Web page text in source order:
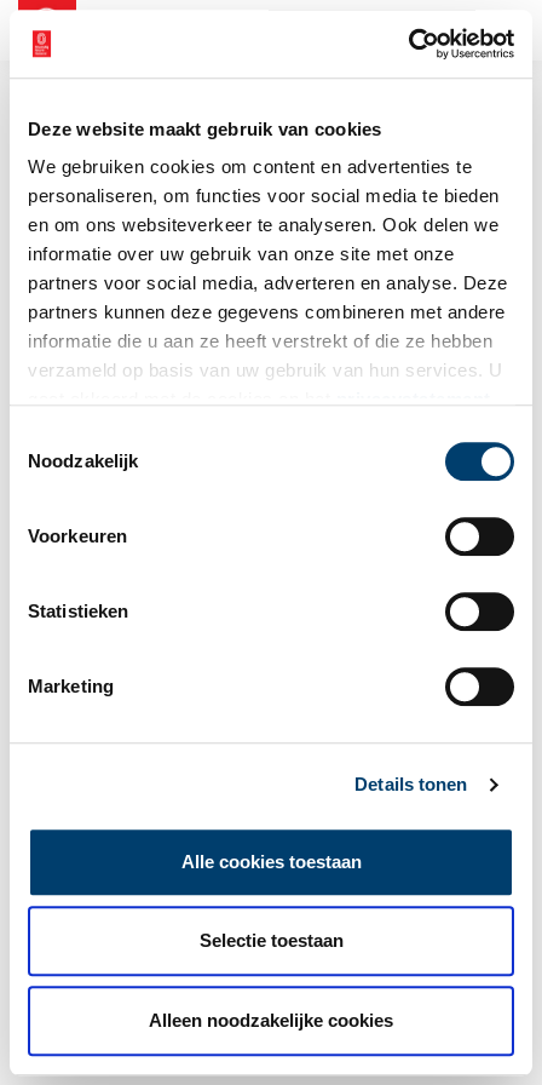
Deze website maakt gebruik van cookies
We gebruiken cookies om content en advertenties te
personaliseren, om functies voor social media te bieden
en om ons websiteverkeer te analyseren. Ook delen we
informatie over uw gebruik van onze site met onze
partners voor social media, adverteren en analyse. Deze
partners kunnen deze gegevens combineren met andere
informatie die u aan ze heeft verstrekt of die ze hebben
verzameld op basis van uw gebruik van hun services. U
Noodzakelijk
Voorkeuren
Statistieken
Marketing
Details tonen
Alle cookies toestaan
Selectie toestaan
Alleen noodzakelijke cookies